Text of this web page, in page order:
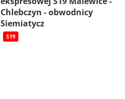
Chlebczyn - obwodnicy
Siemiatycz
S19